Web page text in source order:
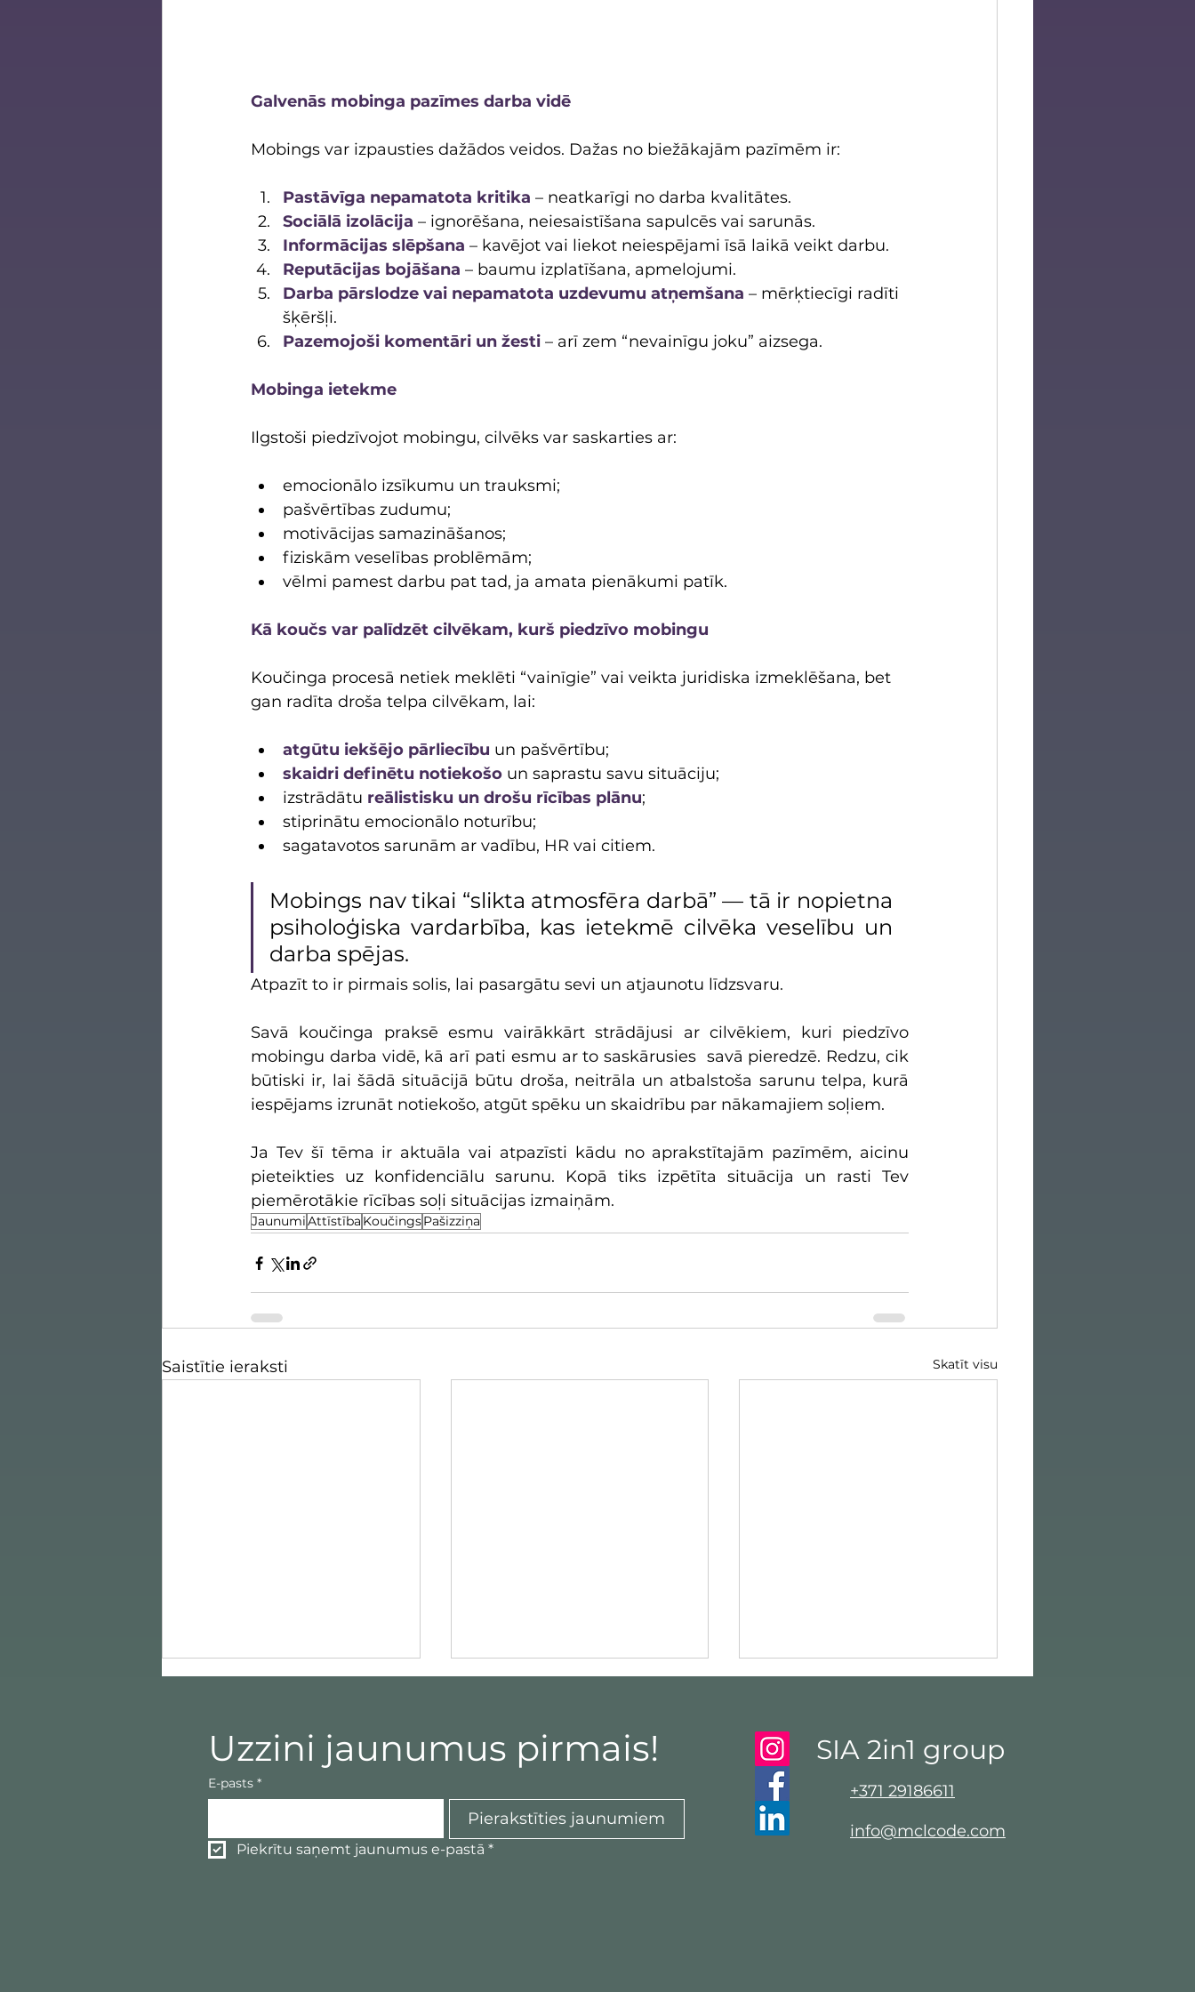
Galvenās mobinga pazīmes darba vidē
Mobings var izpausties dažādos veidos. Dažas no biežākajām pazīmēm ir:
Pastāvīga nepamatota kritika – neatkarīgi no darba kvalitātes.
Sociālā izolācija – ignorēšana, neiesaistīšana sapulcēs vai sarunās.
Informācijas slēpšana – kavējot vai liekot neiespējami īsā laikā veikt darbu.
Reputācijas bojāšana – baumu izplatīšana, apmelojumi.
Darba pārslodze vai nepamatota uzdevumu atņemšana – mērķtiecīgi radīti
šķēršļi.
Pazemojoši komentāri un žesti – arī zem “nevainīgu joku” aizsega.
Mobinga ietekme
Ilgstoši piedzīvojot mobingu, cilvēks var saskarties ar:
emocionālo izsīkumu un trauksmi;
pašvērtības zudumu;
motivācijas samazināšanos;
fiziskām veselības problēmām;
vēlmi pamest darbu pat tad, ja amata pienākumi patīk.
Kā koučs var palīdzēt cilvēkam, kurš piedzīvo mobingu
Koučinga procesā netiek meklēti “vainīgie” vai veikta juridiska izmeklēšana, bet
gan radīta droša telpa cilvēkam, lai:
atgūtu iekšējo pārliecību un pašvērtību;
skaidri definētu notiekošo un saprastu savu situāciju;
izstrādātu reālistisku un drošu rīcības plānu;
stiprinātu emocionālo noturību;
sagatavotos sarunām ar vadību, HR vai citiem.
Mobings nav tikai “slikta atmosfēra darbā” — tā ir nopietna
psiholoģiska vardarbība, kas ietekmē cilvēka veselību un
darba spējas.
Atpazīt to ir pirmais solis, lai pasargātu sevi un atjaunotu līdzsvaru.
Savā koučinga praksē esmu vairākkārt strādājusi ar cilvēkiem, kuri piedzīvo
mobingu darba vidē, kā arī pati esmu ar to saskārusies  savā pieredzē. Redzu, cik
būtiski ir, lai šādā situācijā būtu droša, neitrāla un atbalstoša sarunu telpa, kurā
iespējams izrunāt notiekošo, atgūt spēku un skaidrību par nākamajiem soļiem.
Ja Tev šī tēma ir aktuāla vai atpazīsti kādu no aprakstītajām pazīmēm, aicinu
pieteikties uz konfidenciālu sarunu. Kopā tiks izpētīta situācija un rasti Tev
piemērotākie rīcības soļi situācijas izmaiņām.
JaunumiAttīstība KoučingsPašizziņa
Saistītie ieraksti Skatīt visu
klātbūtni
Kultūras veidošana
uzņēmumā
Iekšējā komanda –
Uzzini jaunumus pirmais!
E-pasts *
Pierakstīties jaunumiem
Piekrītu saņemt jaunumus e-pastā *
SIA 2in1 group​
+371 29186611
info@mclcode.com